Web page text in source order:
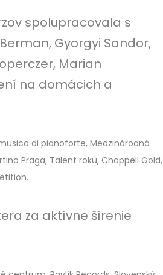
spolupracovala s
Gyorgyi Sandor,
Marian
na domácich a
di pianoforte, Medzinárodná
Praga, Talent roku, Chappell Gold,
za aktívne šírenie